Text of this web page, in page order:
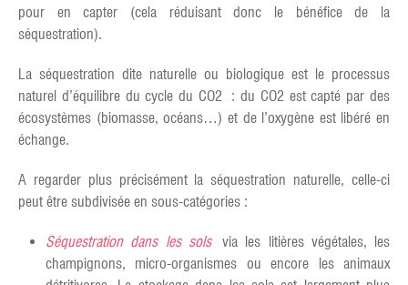
pour en capter (cela réduisant donc le bénéfice de la
séquestration).
La séquestration dite naturelle ou biologique est le processus
naturel d’équilibre du cycle du CO2 : du CO2 est capté par des
écosystèmes (biomasse, océans…) et de l’oxygène est libéré en
échange.
A regarder plus précisément la séquestration naturelle, celle-ci
peut être subdivisée en sous-catégories :
Séquestration dans les solsvia les litières végétales, les
champignons, micro-organismes ou encore les animaux